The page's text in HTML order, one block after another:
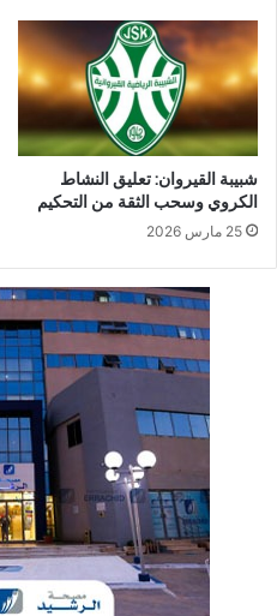
شبيبة القيروان: تعليق النشاط
الكروي وسحب الثقة من التحكيم
25 مارس 2026